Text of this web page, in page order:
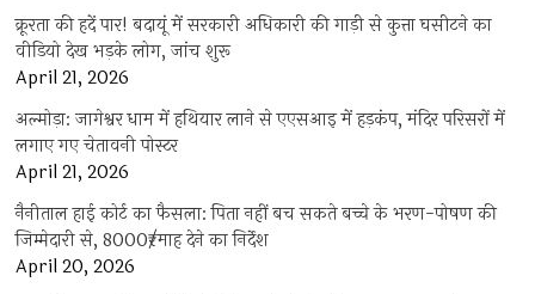
क्रूरता की हदें पार! बदायूं में सरकारी अधिकारी की गाड़ी से कुत्ता घसीटने का
वीडियो देख भड़के लोग, जांच शुरू
April 21, 2026
अल्मोड़ा: जागेश्वर धाम में हथियार लाने से एएसआइ में हड़कंप, मंदिर परिसरों में
लगाए गए चेतावनी पोस्टर
April 21, 2026
नैनीताल हाई कोर्ट का फैसला: पिता नहीं बच सकते बच्चे के भरण-पोषण की
जिम्मेदारी से, 8000₹/माह देने का निर्देश
April 20, 2026